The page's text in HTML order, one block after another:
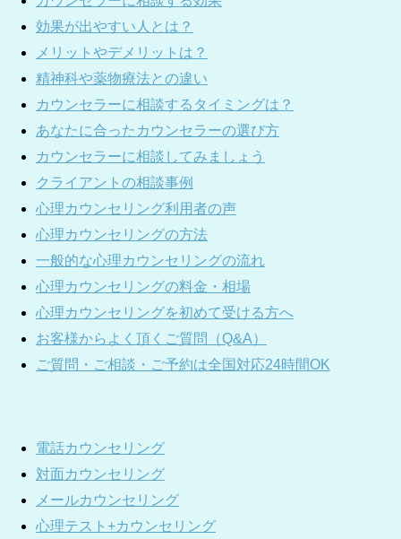
効果が出やすい人とは？
メリットやデメリットは？
精神科や薬物療法との違い
カウンセラーに相談するタイミングは？
あなたに合ったカウンセラーの選び方
カウンセラーに相談してみましょう
クライアントの相談事例
心理カウンセリング利用者の声
心理カウンセリングの方法
一般的な心理カウンセリングの流れ
心理カウンセリングの料金・相場
心理カウンセリングを初めて受ける方へ
お客様からよく頂くご質問（Q&A）
ご質問・ご相談・ご予約は全国対応24時間OK
電話カウンセリング
対面カウンセリング
メールカウンセリング
心理テスト+カウンセリング